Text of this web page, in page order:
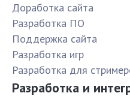
Доработка сайта
Разработка ПО
Поддержка сайта
Разработка игр
Разработка для
Разработка и